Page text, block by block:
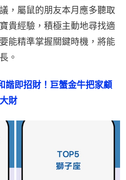
，屬鼠的朋友本月應多聽取
貴經驗，積極主動地尋找適
能精準掌握關鍵時機，將能
。
諧即招財！巨蟹金牛把家顧
財